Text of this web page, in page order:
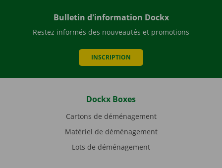
Bulletin d'information Dockx
Restez informés des nouveautés et promotions
INSCRIPTION
Dockx Boxes
Cartons de déménagement
Matériel de déménagement
Lots de déménagement